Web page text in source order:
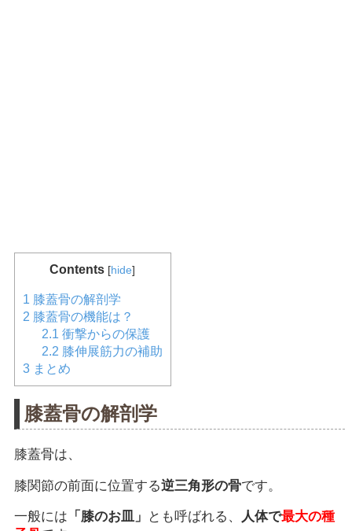
Contents [hide]
1 膝蓋骨の解剖学
2 膝蓋骨の機能は？
2.1 衝撃からの保護
2.2 膝伸展筋力の補助
3まとめ
膝蓋骨の解剖学
膝蓋骨は、
膝関節の前面に位置する逆三角形の骨です。
一般には 「膝のお皿」 とも呼ばれる、 人体で最大の種